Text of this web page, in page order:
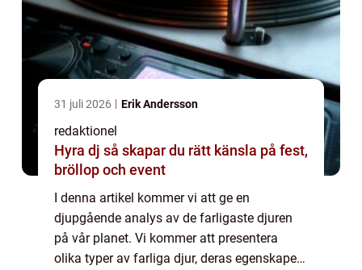
31 juli 2026 Erik Andersson
redaktionel
Hyra dj så skapar du rätt känsla på fest,
bröllop och event
I denna artikel kommer vi att ge en
djupgående analys av de farligaste djuren
på vår planet. Vi kommer att presentera
olika typer av farliga djur, deras egenskaper